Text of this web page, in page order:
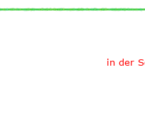
in der